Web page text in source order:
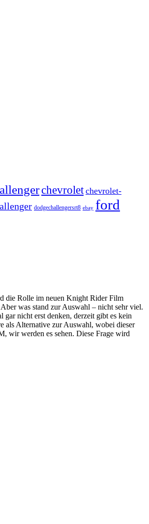
chevrolet chevrolet-
dodgechallengersrt8 ebay ford
die Rolle im neuen Knight Rider Film
was stand zur Auswahl – nicht sehr viel.
nicht erst denken, derzeit gibt es kein
als Alternative zur Auswahl, wobei dieser
wir werden es sehen. Diese Frage wird